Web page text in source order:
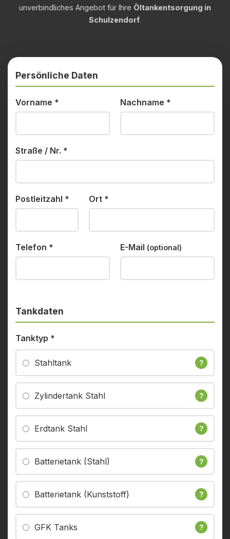
unverbindliches Angebot für Ihre Öltankentsorgung in
Schulzendorf.
Persönliche Daten
Vorname * Nachname *
Straße / Nr. *
Postleitzahl * Ort *
Telefon * E-Mail (optional)
Tankdaten
Tanktyp *
Stahltank ?
Zylindertank Stahl ?
Erdtank Stahl ?
Batterietank (Stahl) ?
Batterietank (Kunststoff) ?
GFK Tanks ?